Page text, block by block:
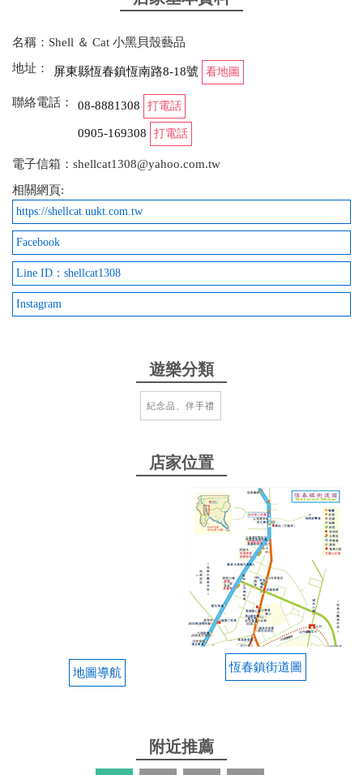
每次去墾丁必去的貝殼禮品店 裡面都是手作 相當精
緻 真的是自用送禮兩相宜 1家4口總是會在回程的時
候進去挑個小禮物送給女兒跟自己 一年都會去個一兩
趟 老闆娘的細心與用心 女兒都感受的到 3/22天氣比
較涼不會下海玩水 於是跟家人商討後決定當天先去小
黑的的店 進去沒多久兩個女兒就一直找老闆娘了 哈
哈⋯⋯結果當天有事在忙 女兒很失望 於是我們在24
號回程的時候又進去了！麻煩老闆娘幫他們改剛買的
手鏈 他們才心滿意足的回程 謝謝老闆娘的細心與用
心⋯⋯
from google
好多喜歡的貝殼製品、木製貓咪和貓頭鷹，捕夢網，
品質和設計感都很好，都很想買。店員（不確定是不
2024-08-20 22:44:43
進去就很難出來的紀念禮品店，購物空間寬敞明亮，
充滿許多美麗可愛的貝殼、木雕、飾品小物，數量極
多，但擺設整齊有質感，店員也很親切，來墾丁只會
想逛這家紀念品店，下次有機會還會二訪。
from google
名稱：Shell ＆ Cat 小黑貝殼藝品
地址：
屏東縣恆春鎮恆南路8-18號 看地圖
聯絡電話： 08-8881308 打電話
0905-169308 打電話
電子信箱：shellcat1308@yahoo.com.tw
相關網頁:
https://shellcat.uukt.com.tw
Facebook
Line ID：shellcat1308
Instagram
遊樂分類
紀念品、伴手禮
店家位置
地圖導航 恆春鎮街道圖
附近推薦